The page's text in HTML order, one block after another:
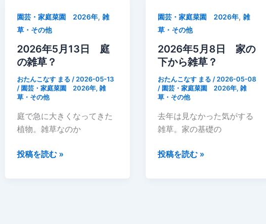
庭
の
除
草
業
と
環
境
理
の
雑
草
長
雛
芥
子
園芸・家庭菜園 2026年,雑
草・その他
2026年5月13日 庭
の雑草？
おたんこなす まる / 2026-05-13
/ 園芸・家庭菜園 2026年,雑
草・その他
庭で急に大きくなってきた
植物。雑草なのか
2026
投稿を読む »
園芸・家庭菜園 2026年, 雑
草・その他
2026年5月8日 家の
下から雑草？
おたんこなす まる / 2026-05-08
/ 園芸・家庭菜園 2026年, 雑
草・その他
去年は見なかった気がする
雑草。家の基礎の
2026
投稿を読む »